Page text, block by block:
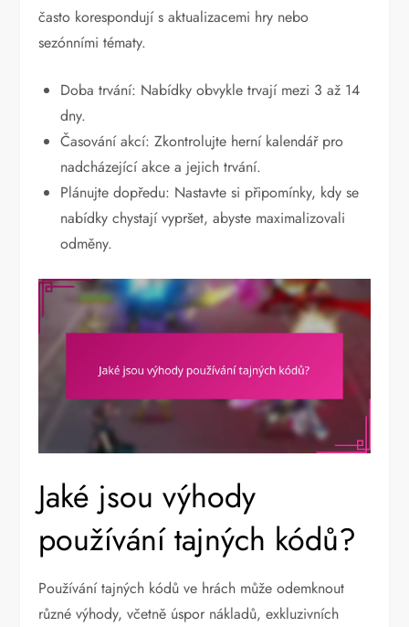
často korespondují s aktualizacemi hry nebo
sezónními tématy.
Doba trvání: Nabídky obvykle trvají mezi 3 až 14
dny.
Časování akcí: Zkontrolujte herní kalendář pro
nadcházející akce a jejich trvání.
Plánujte dopředu: Nastavte si připomínky, kdy se
nabídky chystají vypršet, abyste maximalizovali
odměny.
Jaké jsou výhody
používání tajných kódů?
Používání tajných kódů ve hrách může odemknout
různé výhody, včetně úspor nákladů, exkluzivních